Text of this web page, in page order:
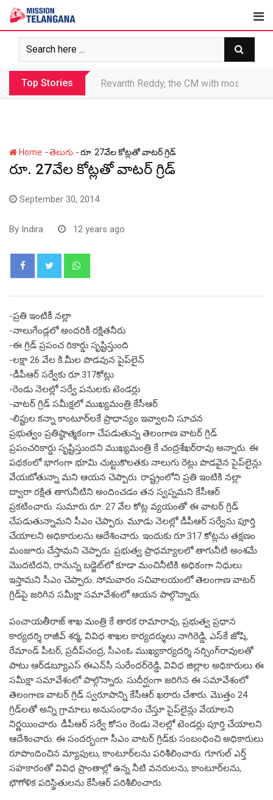
Skip
content
Top Stories Revanth makes Rs. 1.38 lakh crore debt
Home -తెలుగు -రూ. 27వేల కోట్లతో వాటర్ గ్రిడ్
రూ. 27వేల కోట్లతో వాటర్ గ్రిడ్
September 30, 2014
By Indira 12 years ago
-ప్రతి ఇంటికీ నల్లా
-నాలుగేండ్లలో అందరికీ రక్షితనీరు
-ఈ గ్రిడ్ ప్రపంచ రికార్డు సృష్టిస్తుంది
-లక్షా 26 వేల కి.మీల పొడవున పైప్‌లైన్
-డీపీఆర్ సర్వేకు రూ.317కోట్లు
-రెండు నెలల్లో సర్వే పనులకు టెండర్లు
-వాటర్ గ్రిడ్ సమీక్షలో ముఖ్యమంత్రి కేసీఆర్
-లిప్టుల కన్నా కాంటూర్‌లకే ప్రాధాన్యం ఇవ్వాలని సూచన
ప్రభుత్వం ప్రతిష్ఠాత్మకంగా చేపడుతున్న తెలంగాణ వాటర్ గ్రిడ్
ప్రపంచరికార్డు సృష్టిస్తుందని ముఖ్యమంత్రి కే చంద్రశేఖర్‌రావు అన్నారు. ఈ
పథకంలో భాగంగా భూమి చుట్టుకొలతకు నాలుగు రెట్లు పొడవైన పైప్‌లైన్లు
వేయబోతున్నా మని ఆయన చెప్పారు. రాష్ట్రంలోని ప్రతి ఇంటికి నల్లా
ద్వారా రక్షిత తాగునీటిని అందించడం తన స్వప్నమని కేసీఆర్
ప్రకటించారు. సుమారు రూ. 27 వేల కోట్ల వ్యయంతో ఈ వాటర్ గ్రిడ్
చేపడుతున్నామని సీఎం చెప్పారు. మూడు నెలల్లో డీపీఆర్ సర్వేను పూర్తి
చేయాలని అధికారులను ఆదేశించారు. ఇందుకు రూ.317 కోట్లను తక్షణం
మంజూరు చేస్తామని చెప్పారు. ప్రభుత్వ ప్రాధమ్యాలలో తాగునీటి అంశమే
మొదటిదని, రానున్న బడ్జెట్‌లో కూడా మంచినీటికి అధికంగా నిధులు
ఇస్తామని సీఎం చెప్పారు. సోమవారం సచివాలయంలో తెలంగాణ వాటర్
గ్రిడ్‌పై జరిగిన సమీక్షా సమావేశంలో ఆయన పాల్గొన్నారు.
పంచాయతీరాజ్ శాఖ మంత్రి కే తారక రామారావు, ప్రభుత్వ ప్రధాన
కార్యదర్శి రాజీవ్ శర్మ, వివిధ శాఖల కార్యదర్శులు నాగిరెడ్డి, ఎస్‌కే జోషి,
రేమాండ్ పీటర్, ప్రదీప్‌చంద్ర, సీఎంఓ ముఖ్యకార్యదర్శి నర్సింగ్‌రావులతో
పాటు ఆర్‌డబ్యూఎస్ ఈఎన్‌సీ సురేందర్‌రెడ్డి, వివిధ జిల్లాల అధికారులు ఈ
సమీక్షా సమావేశంలో పాల్గొన్నారు. సుదీర్ఘంగా జరిగిన ఈ సమావేశంలో
తెలంగాణ వాటర్ గ్రిడ్ స్వరూపాన్ని కేసీఆర్ ఖరారు చేశారు. మొత్తం 24
గ్రిడ్‌లతో అన్ని గ్రామాలు అనుసంధానం చేస్తూ పైప్‌లైన్లు వేయాలని
నిర్ణయించారు. డీపీఆర్ సర్వే కోసం రెండు నెలల్లో టెండర్లు పూర్తి చేయాలని
ఆదేశించారు. ఈ సందర్భంగా సీఎం వాటర్ గ్రిడ్‌కు సంబంధించి అధికారులు
రూపొందించిన మ్యాపులు, కాంటూర్‌లను పరిశీలించారు. గూగుల్ ఎర్త్
సహకారంతో వివిధ ప్రాంతాల్లో ఉన్న నీటి వనరులను, కాంటూర్‌లను,
భౌగోళిక పరిస్థితులను కేసీఆర్ పరిశీలించారు.